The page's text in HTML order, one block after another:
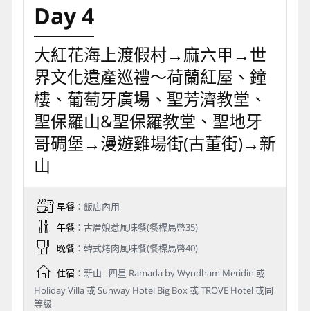
Day 4
大紅花海上渡假村→麻六甲→世
界文化遺產巡禮～荷蘭紅屋、鐘
樓、葡萄牙廣場、聖芳濟教堂、
聖保羅山&聖保羅教堂、聖地牙
哥碉堡→漫遊雞場街(古董街)→新
山
早餐：飯店內用
午餐：古厝娘惹風味餐(餐標馬幣35)
晚餐：韓式烤肉風味餐(餐標馬幣40)
住宿：新山 - 四星 Ramada by Wyndham Meridin 或
Holiday Villa 或 Sunway Hotel Big Box 或 TROVE Hotel 或同
等級